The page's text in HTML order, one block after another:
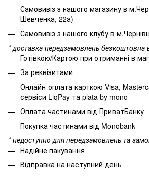
Самовивіз з нашого магазину в
Шевченка, 22а)
Самовивіз з нашого клубу в
* доставка передзамовлень безкоштовна
Готівкою/Картою при отриманні в
За реквізитами
Онлайн-оплата карткою Visa,
сервіси LiqPay та plata by mono
Оплата частинами від ПриватБанку
Покупка частинами від Monobank
* недоступно для передзамовлень та
Надійне пакування
Відправка на наступний день